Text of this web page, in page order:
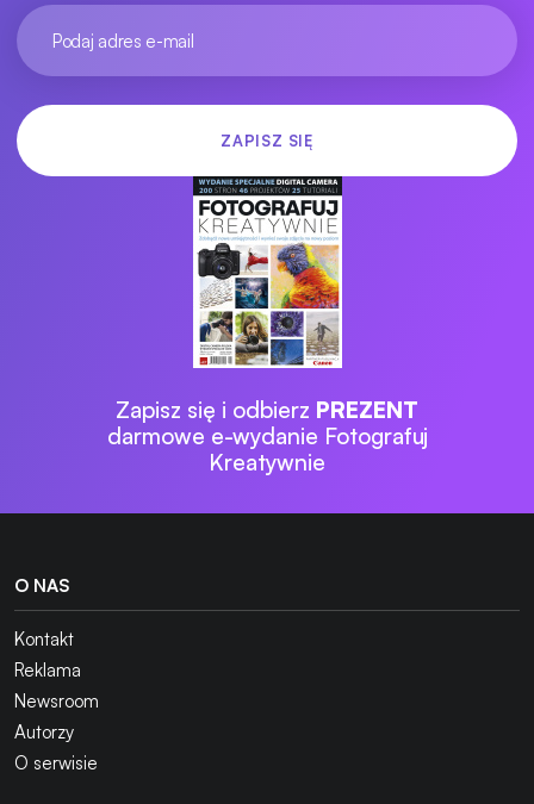
Zapisz się i odbierz PREZENT
darmowe e-wydanie Fotografuj
Kreatywnie
O NAS
Kontakt
Reklama
Newsroom
Autorzy
O serwisie